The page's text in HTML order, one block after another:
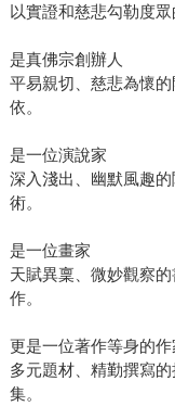
以實證和慈悲勾勒度
是真佛宗創辦人
平易親切、慈悲為懷
依。
是一位演說家
深入淺出、幽默風趣
術。
是一位畫家
天賦異稟、微妙觀察
作。
更是一位著作等身的作
多元題材、精勤撰寫
集。